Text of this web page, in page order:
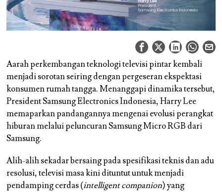
Aarah perkembangan teknologi televisi pintar kembali
menjadi sorotan seiring dengan pergeseran ekspektasi
konsumen rumah tangga. Menanggapi dinamika tersebut,
President Samsung Electronics Indonesia, Harry Lee
memaparkan pandangannya mengenai evolusi perangkat
hiburan melalui peluncuran Samsung Micro RGB dari
Samsung.
Alih-alih sekadar bersaing pada spesifikasi teknis dan adu
resolusi, televisi masa kini dituntut untuk menjadi
pendamping cerdas (intelligent companion) yang